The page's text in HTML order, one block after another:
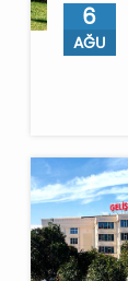
6
AĞU